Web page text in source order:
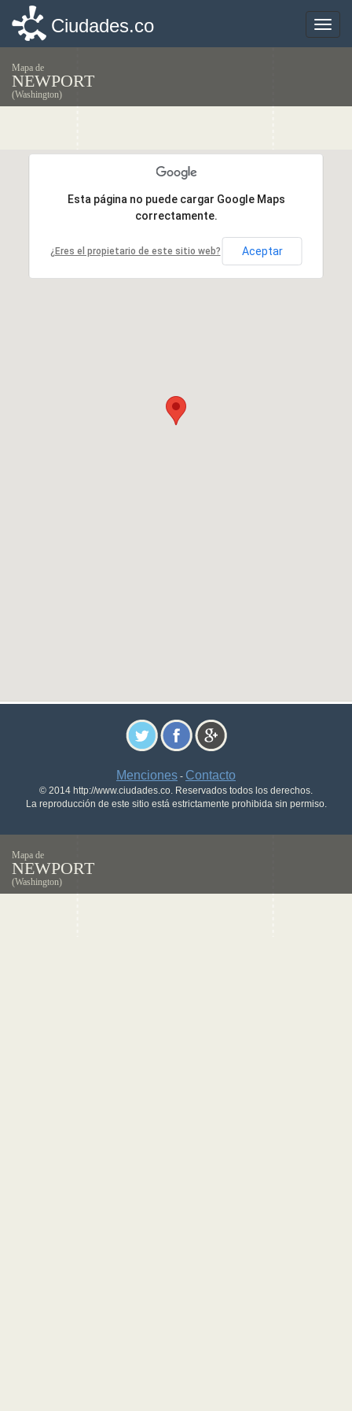
Toggle
Ciudades.co
Mapa de
NEWPORT
(Washington)
Esta página no puede cargar Google Maps
correctamente.
¿Eres el propietario de este sitio web? Aceptar
Esta página no puede cargar Google Maps
correctamente.
¿Eres el propietario de este sitio web? Aceptar
Menciones - Contacto
© 2014 http://www.ciudades.co. Reservados todos los derechos.
La reproducción de este sitio está estrictamente prohibida sin permiso.
Toggle
Ciudades.co
Mapa de
NEWPORT
(Washington)